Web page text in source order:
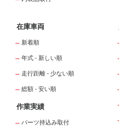
在庫車両
新着順
年式 - 新しい順
走行距離 - 少ない順
総額 - 安い順
作業実績
パーツ持込み取付